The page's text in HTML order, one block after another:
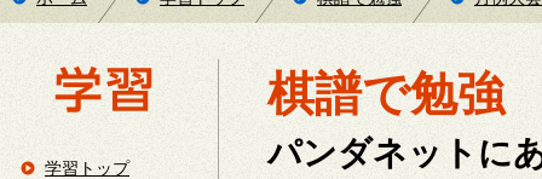
棋譜で勉強
パンダネットに
学習トップ